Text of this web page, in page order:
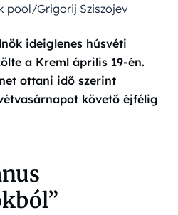
pool/Grigorij Sziszojev
ideiglenes húsvéti
a Kreml április 19-én.
ottani idő szerint
követő éjfélig